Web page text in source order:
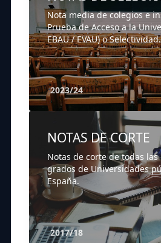
Nota media de colegios e
Prueba de Acceso a la
EBAU / EVAU) o Selectividad.
2023/24
NOTAS DE CORTE
Notas de corte de todas las
grados de Universidades
España.
2017/18